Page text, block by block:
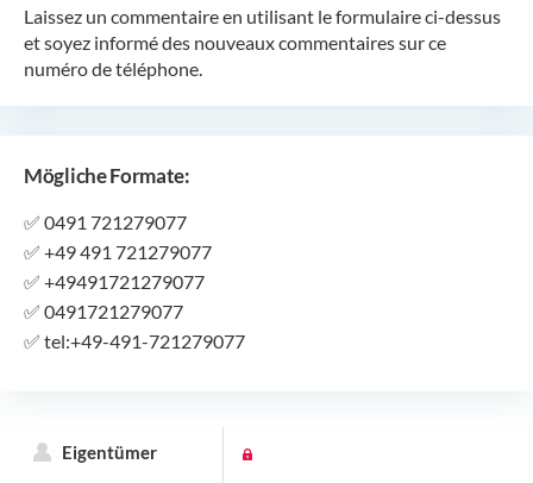
Laissez un commentaire en utilisant le formulaire ci-dessus
et soyez informé des nouveaux commentaires sur ce
numéro de téléphone.
Mögliche Formate:
✅ 0491 721279077
✅ +49 491 721279077
✅ +49491721279077
✅ 0491721279077
✅ tel:+49-491-721279077
Eigentümer